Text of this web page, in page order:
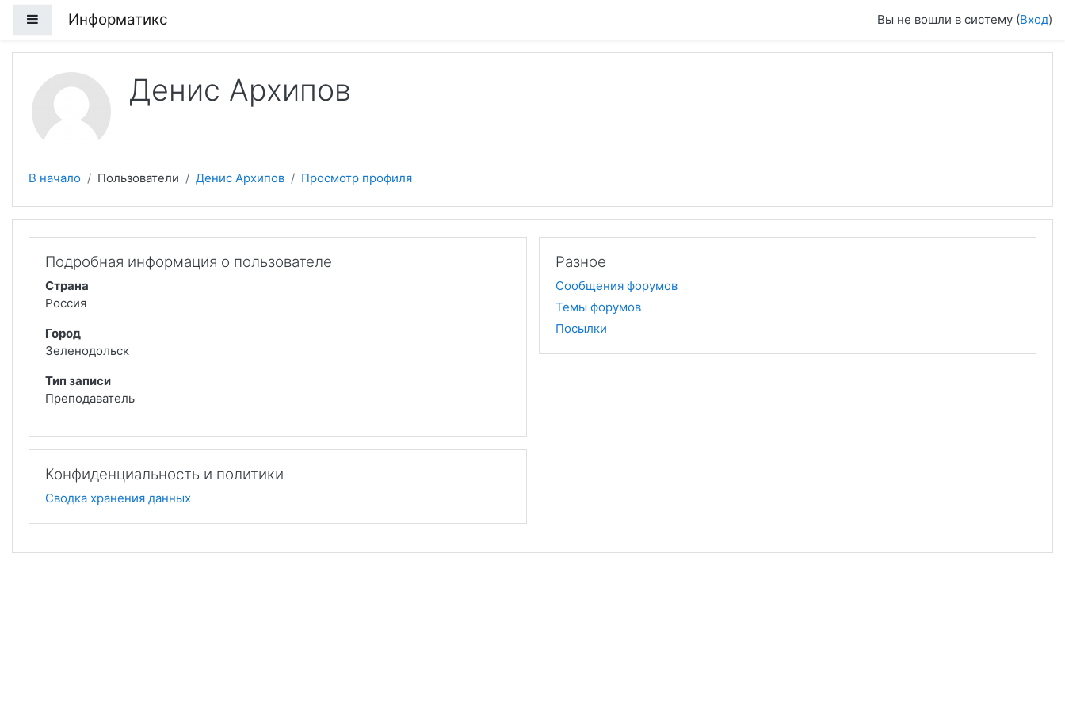
Боковая панель
Информатикс Вы не вошли в систему (Вход)
Денис Архипов
В начало Пользователи Денис Архипов Просмотр профиля
Подробная информация о пользователе
Страна
Россия
Город
Зеленодольск
Тип записи
Преподаватель
Конфиденциальность и политики
Сводка хранения данных
Разное
Сообщения форумов
Темы форумов
Посылки